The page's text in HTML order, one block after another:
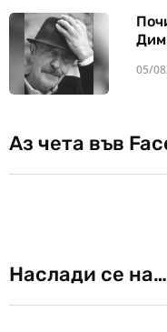
05/
Аз чета във
Наслади се на…